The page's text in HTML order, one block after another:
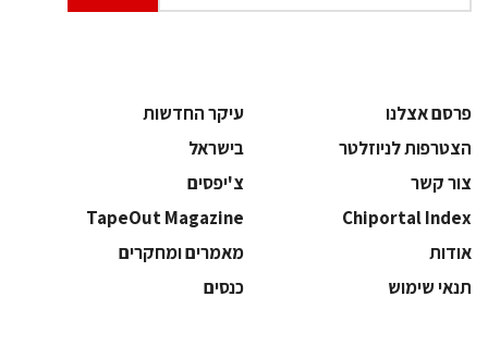
פרסם אצלנו
עיקר החדשות
הצטרפות לניוזלטר
בישראל
צור קשר
צ'יפסים
Chiportal Index
TapeOut Magazine
אודות
מאמרים ומחקרים
תנאי שימוש
כנסים